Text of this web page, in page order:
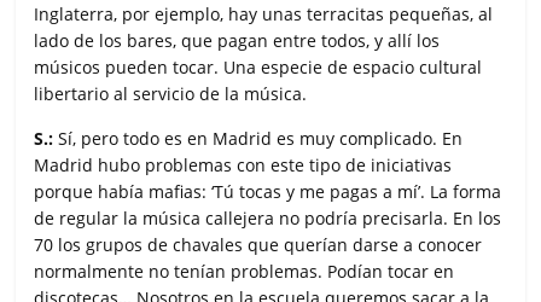
Inglaterra, por ejemplo, hay unas terracitas pequeñas, al
lado de los bares, que pagan entre todos, y allí los
músicos pueden tocar. Una especie de espacio cultural
libertario al servicio de la música.
S.: Sí, pero todo es en Madrid es muy complicado. En
Madrid hubo problemas con este tipo de iniciativas
porque había mafias: ‘Tú tocas y me pagas a mí’. La forma
de regular la música callejera no podría precisarla. En los
70 los grupos de chavales que querían darse a conocer
normalmente no tenían problemas. Podían tocar en